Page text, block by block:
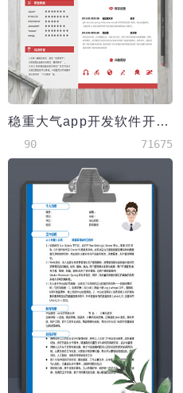
稳重大气app开发软件开发工程师简历
90 71675